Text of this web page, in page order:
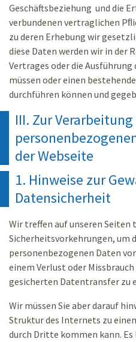
Geschäftsbeziehung und die
verbundenen vertraglichen
zu deren Erhebung wir
diese Daten werden wir in der
Vertrages oder die Ausführung
müssen oder einen
durchführen können und
III. Zur
der Webseite
1. Hinweise zur
Datensicherheit
Wir treffen auf unseren
Sicherheitsvorkehrungen, um
personenbezogenen Daten
einem Verlust oder
gesicherten Datentransfer zu
Wir müssen Sie aber darauf
Struktur des Internets zu
durch Dritte kommen kann.